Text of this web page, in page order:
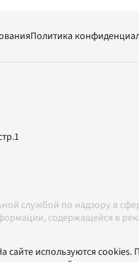
Политика
службой по надзору в
содержащейся в
в соответствии с
сайте используются cookies.